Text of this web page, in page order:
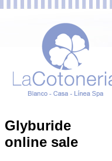
Glyburide
online sale